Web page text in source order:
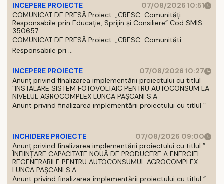
INCEPERE PROIECTE
07/08/2026 10:51
COMUNICAT DE PRESĂ Proiect: „CRESC-Comunități
Responsabile prin Educație, Sprijin și Consiliere” Cod SMIS:
350657
COMUNICAT DE PRESĂ Proiect: „CRESC-Comunităti
Responsabile pri ...
INCEPERE PROIECTE
07/08/2026 10:27
Anunț privind finalizarea implementării proiectului cu titlul
”INSTALARE SISTEM FOTOVOLTAIC PENTRU AUTOCONSUM LA
NIVELUL AGROCOMPLEX LUNCA PAȘCANI S.A
Anunt privind finalizarea implementării proiectului cu titlul ”
...
INCHIDERE PROIECTE
07/08/2026 09:00
Anunț privind finalizarea implementării proiectului cu titlul ”
ÎNFIINȚARE CAPACITATE NOUĂ DE PRODUCERE A ENERGIEI
REGENERABILE PENTRU AUTOCONSUMUL AGROCOMPLEX
LUNCA PAȘCANI S.A.
Anunt privind finalizarea implementării proiectului cu titlul ”